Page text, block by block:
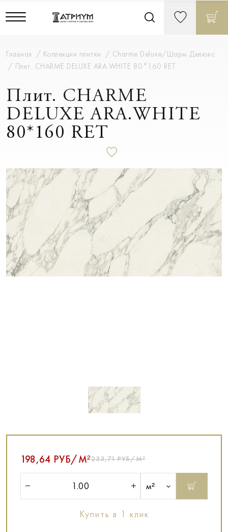
Главная Коллекции плитки
Charme Deluxe/Шарм Делюкс
Плит. CHARME DELUXE ARA.WHITE 80*160 RET
Плит. CHARME
DELUXE ARA.WHITE
80*160 RET
198,64 РУБ/М²233,71 РУБ/М²
м²
Купить в 1 клик